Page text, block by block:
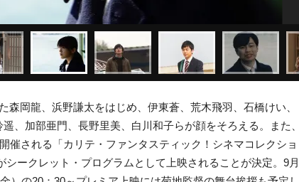
森岡龍、浜野謙太をはじめ、伊東蒼、荒木飛羽、石橋けい、
、加部亜門、長野里美、白川和子らが顔をそろえる。また、
催される「カリテ・ファンタスティック！シネマコレクショ
シークレット・プログラムとして上映されることが決定。9月